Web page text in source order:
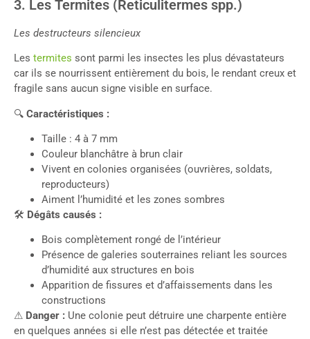
3. Les Termites (Reticulitermes spp.)
Les destructeurs silencieux
Les termites sont parmi les insectes les plus dévastateurs
car ils se nourrissent entièrement du bois, le rendant creux et
fragile sans aucun signe visible en surface.
🔍 Caractéristiques :
Taille : 4 à 7 mm
Couleur blanchâtre à brun clair
Vivent en colonies organisées (ouvrières, soldats,
reproducteurs)
Aiment l’humidité et les zones sombres
🛠 Dégâts causés :
Bois complètement rongé de l’intérieur
Présence de galeries souterraines reliant les sources
d’humidité aux structures en bois
Apparition de fissures et d’affaissements dans les
constructions
⚠ Danger : Une colonie peut détruire une charpente entière
en quelques années si elle n’est pas détectée et traitée